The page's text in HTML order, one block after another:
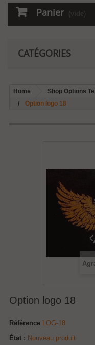
Panier (vide)
CATÉGORIES
Home Shop Options
Option logo 18
Option logo 18
Référence LOG-18
État : Nouveau produit